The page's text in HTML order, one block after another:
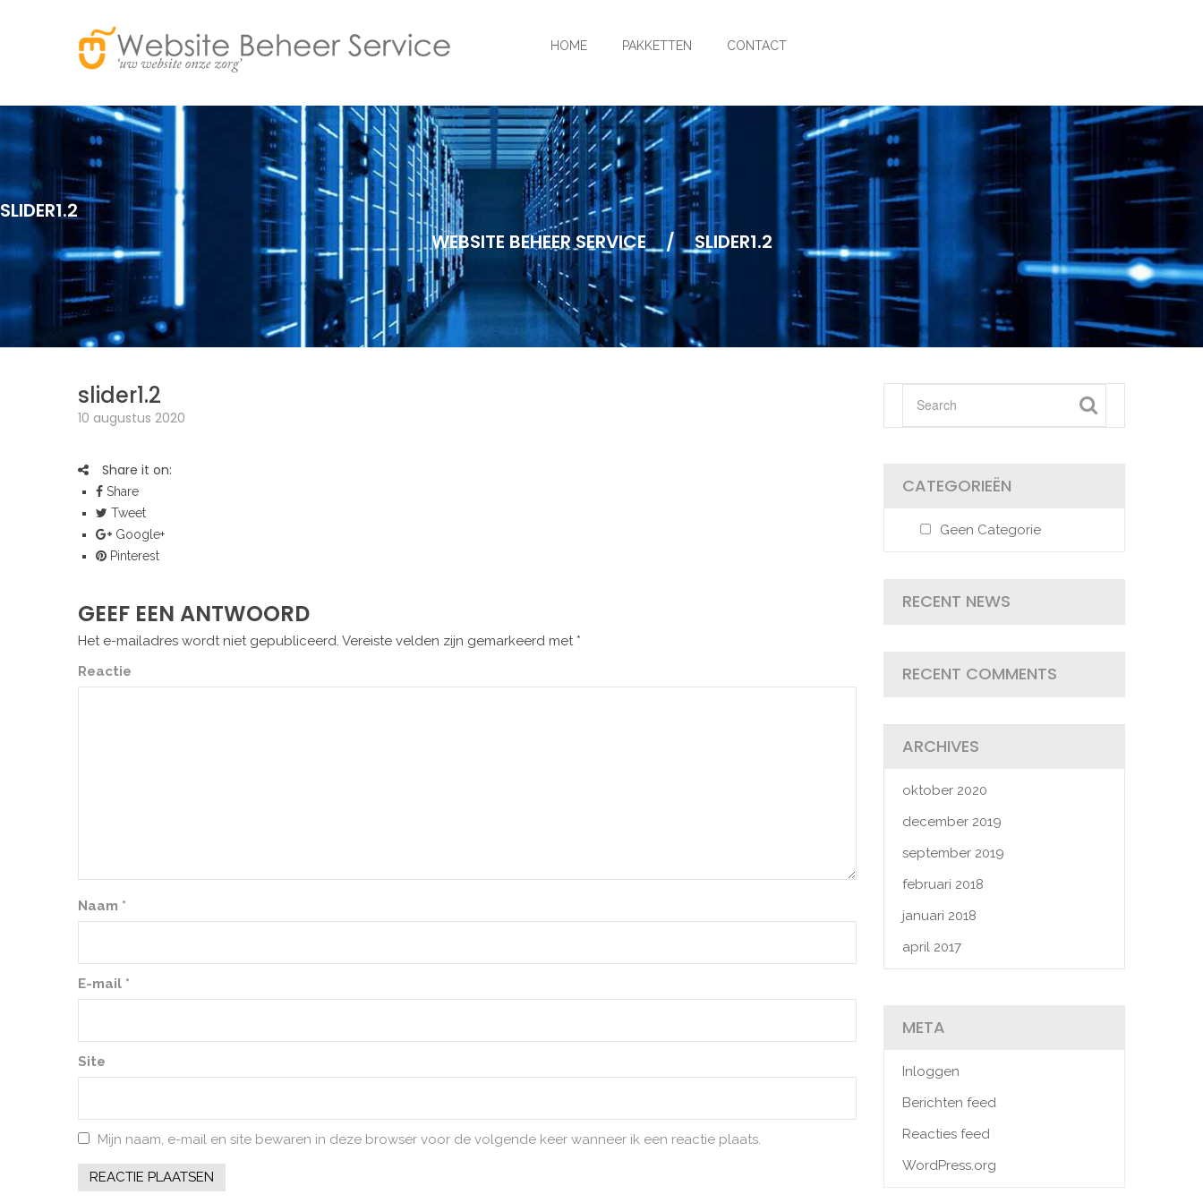
HOME PAKKETTEN CONTACT
SLIDER1.2
WEBSITE BEHEER SERVICE
/ SLIDER1.2
slider1.2
10 augustus 2020
Share it on:
Share
Tweet
Google+
Pinterest
GEEF EEN ANTWOORD
Het e-mailadres wordt niet gepubliceerd. Vereiste velden zijn gemarkeerd met *
Reactie
Naam *
E-mail *
Site
Mijn naam, e-mail en site bewaren in deze browser voor de volgende keer wanneer ik een reactie plaats.
CATEGORIEËN
Geen Categorie
RECENT NEWS
RECENT COMMENTS
ARCHIVES
oktober 2020
december 2019
september 2019
februari 2018
januari 2018
april 2017
META
Inloggen
Berichten feed
Reacties feed
WordPress.org